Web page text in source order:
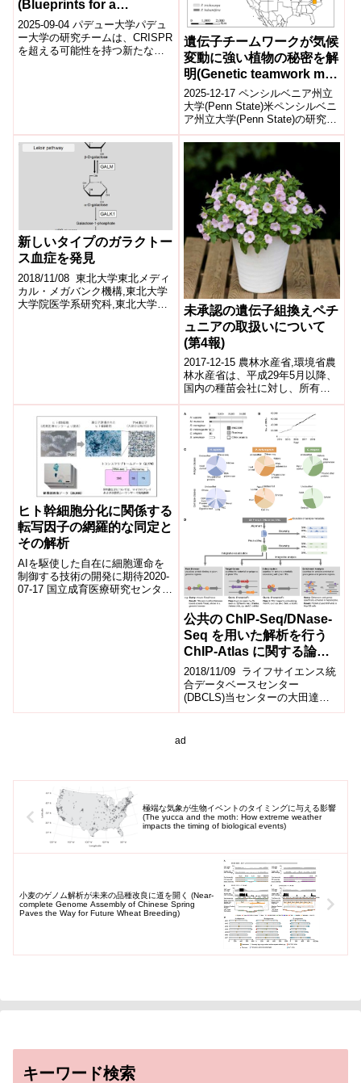
(Blueprints for a
molecular machine more
powerful than CRISPR)
2025-09-04 パデュー大学パデュ
ー大学の研究チームは、CRISPR
を超える可能性を持つ新たな分
遺伝子チームワークが気候
変動に強い植物の秘密を解
明(Genetic teamwork may
be the secret to climate-
resilient plants,
researchers find)
2025-12-17 ペンシルベニア州立
大学(Penn State)米ペンシルベニ
ア州立大学(Penn State)の研究チ
ームは、植物が気候変動に耐え
る能力の...
新しいタイプのガラクトー
ス血症を発見
2018/11/08 東北大学東北メディ
カル・メガバンク機構,東北大学
大学院医学系研究科,東北大学病
未承認の遺伝子組換えペチ
ュニアの取扱いについて
(第4報)
2017-12-15 農林水産省,環境省農
林水産省は、平成29年5月以降、
国内の種苗会社に対し、所有す
るペチュニア品種の自主検査を
行うよう指導してきました。今
般...
ヒト幹細胞分化に関係する
転写因子の網羅的な同定と
その解析
AIを駆使した自在に細胞運命を
制御する技術の開発に期待2020-
07-17 国立成育医療研究センター
公共の ChIP-Seq/DNase-
Seq を用いた解析を行う
ChIP-Atlas に関する論文
が EMBO Reports 誌に掲
載されました
2018/11/09 ライフサイエンス統
合データベースセンター
(DBCLS)当センターの大田達郎
研究員が参加する研究グループ
ad
極端な気象が生物イベントのタイミングに与える影響
(The yucca and the moth: How extreme weather
impacts the timing of biological events)
小麦のゲノム解析が未来の品種改良に道を開く (Near-
complete Genome Assembly of Chinese Spring
Paves the Way for Future Wheat Breeding)
キーワード検索